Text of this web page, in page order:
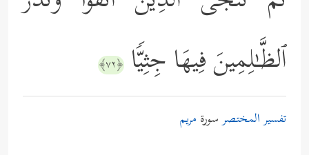
ٱلظَّـٰلِمِینَ فِیهَا جِثِیࣰّا ﴿٧٢﴾
تفسير المختصرسورة مريم